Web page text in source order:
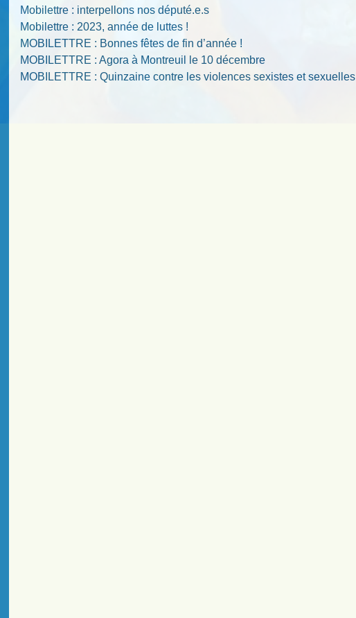
Mobilettre : interpellons nos député.e.s
Mobilettre : 2023, année de luttes !
MOBILETTRE : Bonnes fêtes de fin d’année !
MOBILETTRE : Agora à Montreuil le 10 décembre
MOBILETTRE : Quinzaine contre les violences sexistes et sexuelles